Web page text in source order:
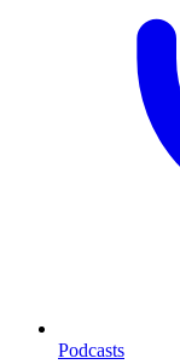
Podcasts